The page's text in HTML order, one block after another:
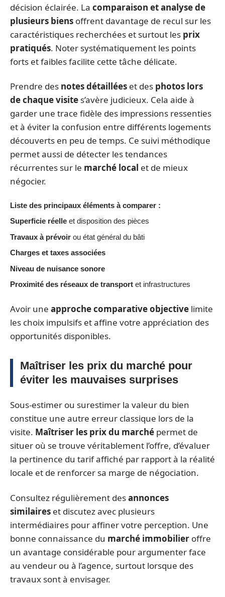
décision éclairée. La comparaison et analyse de
plusieurs biens offrent davantage de recul sur les
caractéristiques recherchées et surtout les prix
pratiqués. Noter systématiquement les points
forts et faibles facilite cette tâche délicate.
Prendre des notes détaillées et des photos lors
de chaque visite s’avère judicieux. Cela aide à
garder une trace fidèle des impressions ressenties
et à éviter la confusion entre différents logements
découverts en peu de temps. Ce suivi méthodique
permet aussi de détecter les tendances
récurrentes sur le marché local et de mieux
négocier.
Liste des principaux éléments à comparer :
Superficie réelle et disposition des pièces
Travaux à prévoir ou état général du bâti
Charges et taxes associées
Niveau de nuisance sonore
Proximité des réseaux de transport et infrastructures
Avoir une approche comparative objective limite
les choix impulsifs et affine votre appréciation des
opportunités disponibles.
Maîtriser les prix du marché pour
éviter les mauvaises surprises
Sous-estimer ou surestimer la valeur du bien
constitue une autre erreur classique lors de la
visite. Maîtriser les prix du marché permet de
situer où se trouve véritablement l’offre, d’évaluer
la pertinence du tarif affiché par rapport à la réalité
locale et de renforcer sa marge de négociation.
Consultez régulièrement desannonces
similaires et discutez avec plusieurs
intermédiaires pour affiner votre perception. Une
bonne connaissance du marché immobilier offre
un avantage considérable pour argumenter face
au vendeur ou à l’agence, surtout lorsque des
travaux sont à envisager.